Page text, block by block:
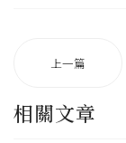
上一篇
相關文章